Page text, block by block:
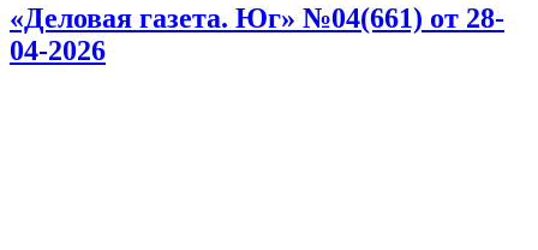
«Деловая газета. Юг» №04(661) от 28-
04-2026